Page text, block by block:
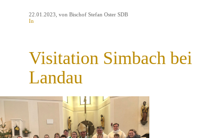
22.01.2023 , von Bischof Stefan Oster SDB
In
Visitation Simbach bei
Landau